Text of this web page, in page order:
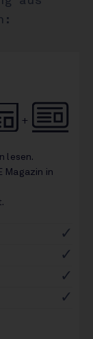
+
lesen.
Magazin in